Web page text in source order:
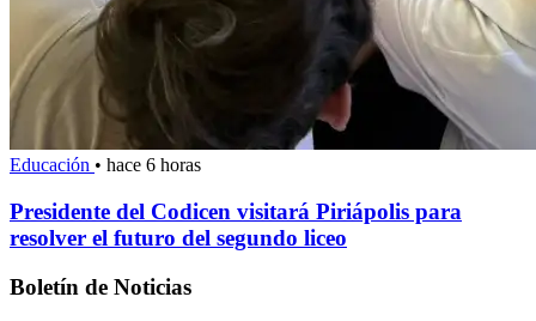
Educación • hace 6 horas
Presidente del Codicen visitará Piriápolis para
resolver el futuro del segundo liceo
Boletín de Noticias